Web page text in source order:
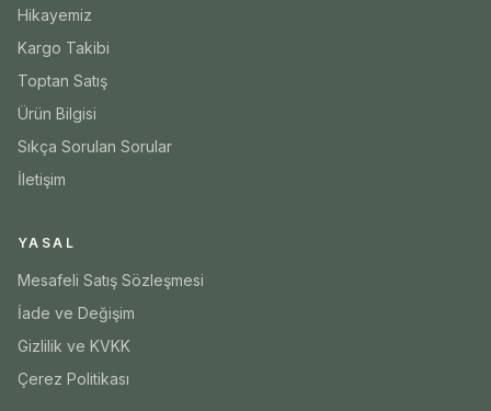
Hikayemiz
Kargo Takibi
Toptan Satış
Ürün Bilgisi
Sıkça Sorulan Sorular
İletişim
YASAL
Mesafeli Satış Sözleşmesi
İade ve Değişim
Gizlilik ve KVKK
Çerez Politikası